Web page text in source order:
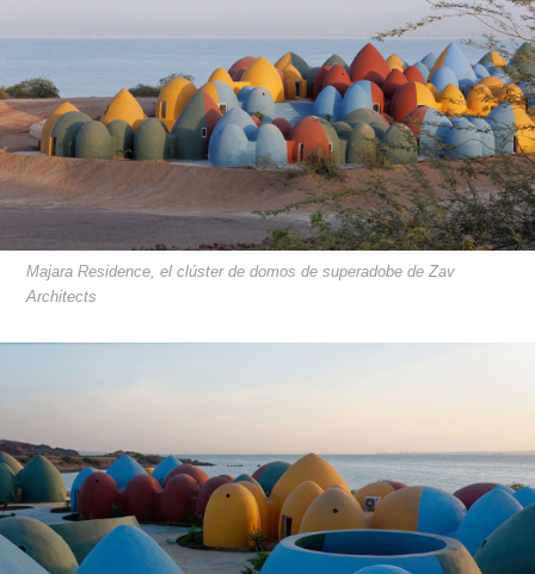
Majara Residence, el clúster de domos de superadobe de Zav
Architects